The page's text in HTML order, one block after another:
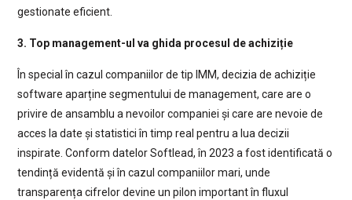
gestionate eficient.
3. Top management-ul va ghida procesul de achiziție
În special în cazul companiilor de tip IMM, decizia de achiziție
software aparține segmentului de management, care are o
privire de ansamblu a nevoilor companiei și care are nevoie de
acces la date și statistici în timp real pentru a lua decizii
inspirate. Conform datelor Softlead, în 2023 a fost identificată o
tendință evidentă și în cazul companiilor mari, unde
transparența cifrelor devine un pilon important în fluxul